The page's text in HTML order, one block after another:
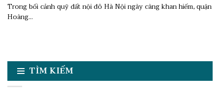
Trong bối cảnh quỹ đất nội đô Hà Nội ngày càng khan hiếm, quận
Hoàng...
TÌM KIẾM